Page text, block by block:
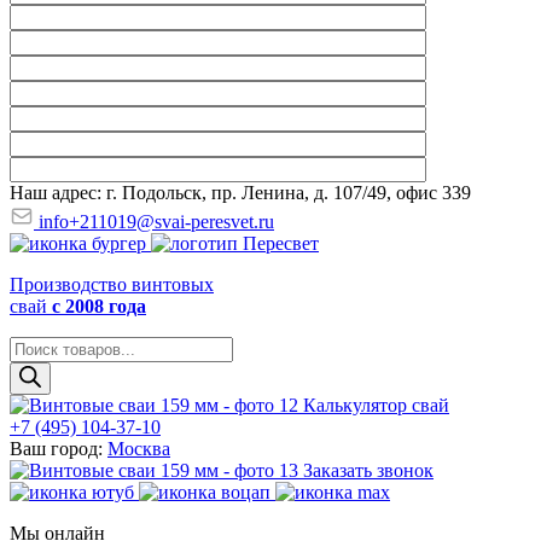
Наш адрес: г. Подольск, пр. Ленина, д. 107/49, офис 339
info+211019@svai-peresvet.ru
Производство винтовых
свай с 2008 года
Поиск
товаров
Калькулятор свай
+7 (495) 104-37-10
Ваш город: Москва
Заказать звонок
Мы онлайн